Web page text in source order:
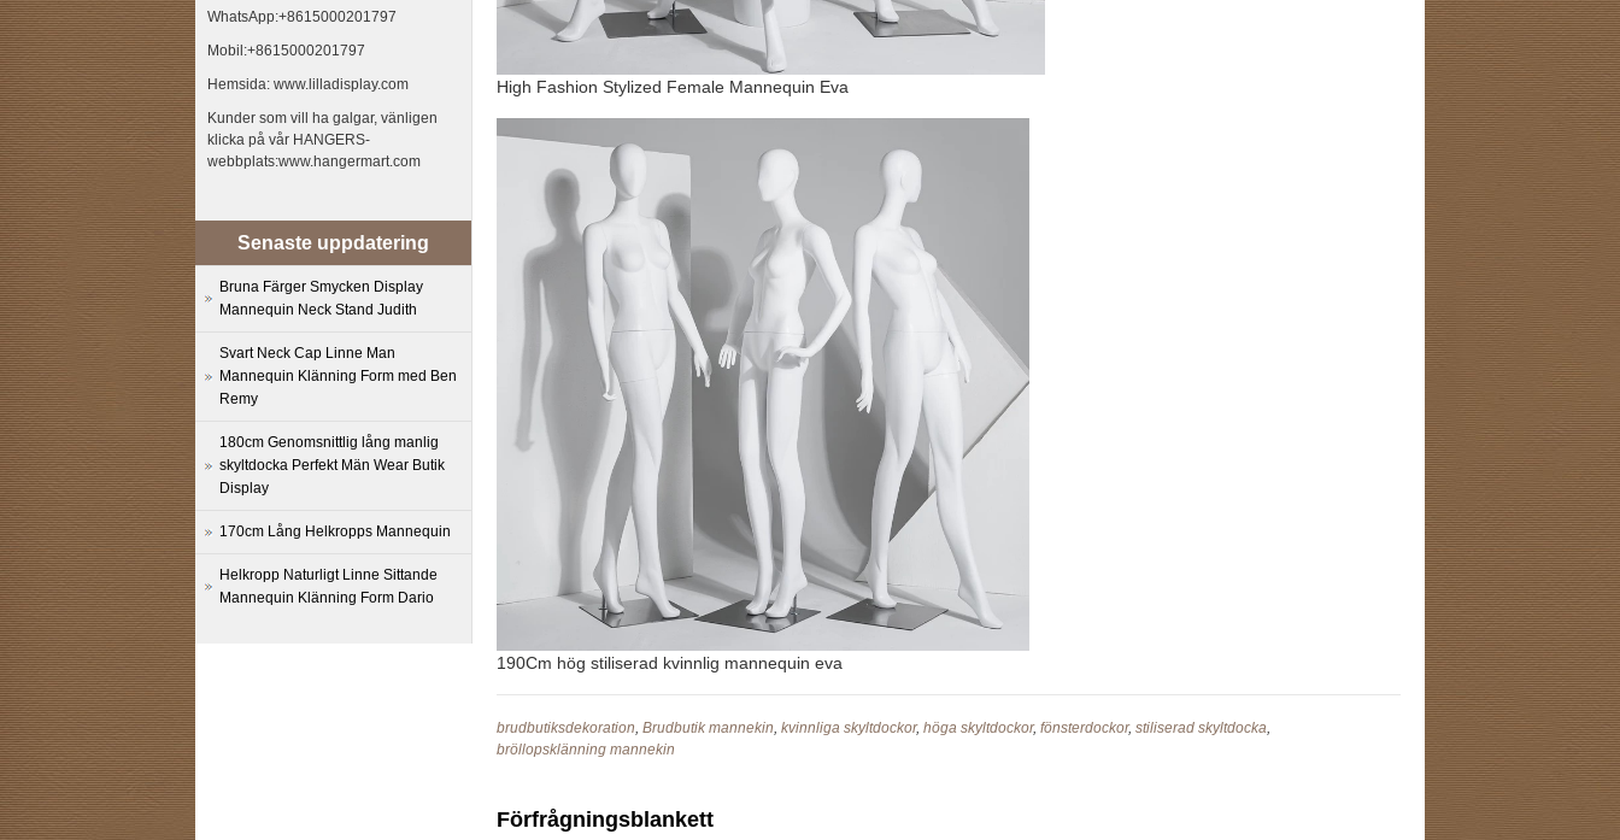
High Fashion Stylized Female Mannequin Eva
190Cm hög stiliserad kvinnlig mannequin eva
brudbutiksdekoration, Brudbutik mannekin, kvinnliga skyltdockor, höga skyltdockor, fönsterdockor, stiliserad skyltdocka,
bröllopsklänning mannekin
Förfrågningsblankett
WhatsApp:+8615000201797
Mobil:+8615000201797
Hemsida: www.lilladisplay.com
Kunder som vill ha galgar, vänligen
klicka på vår HANGERS-
webbplats:www.hangermart.com
Senaste uppdatering
Bruna Färger Smycken Display
Mannequin Neck Stand Judith
Svart Neck Cap Linne Man
Mannequin Klänning Form med Ben
Remy
180cm Genomsnittlig lång manlig
skyltdocka Perfekt Män Wear Butik
Display
170cm Lång Helkropps Mannequin
Helkropp Naturligt Linne Sittande
Mannequin Klänning Form Dario